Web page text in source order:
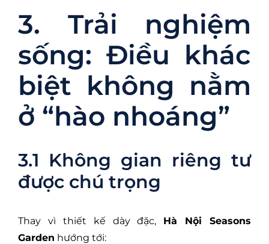
3. Trải nghiệm
sống: Điều khác
biệt không nằm
ở “hào nhoáng”
3.1 Không gian riêng tư
được chú trọng
Thay vì thiết kế dày đặc, Hà Nội Seasons
Garden hướng tới: